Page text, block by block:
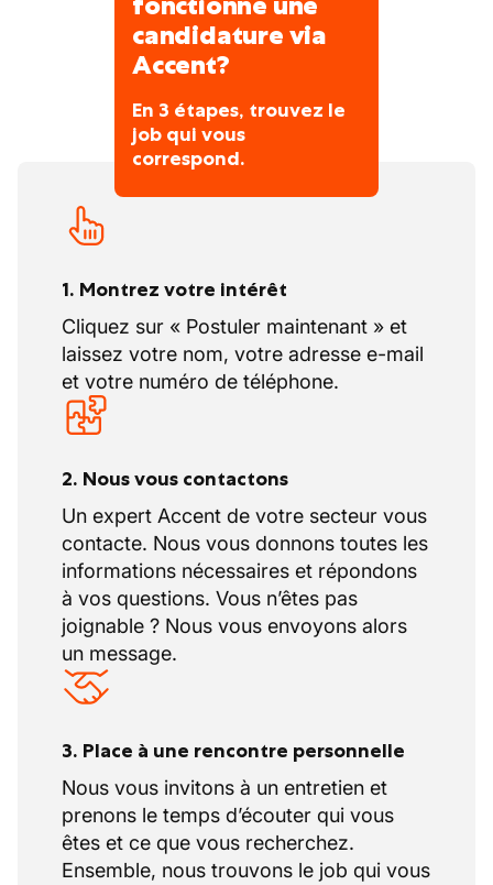
l’horaire de 40h/semaine
candidature via
Accent?
En 3 étapes, trouvez le
job qui vous
correspond.
1. Montrez votre intérêt
Cliquez sur « Postuler maintenant » et
laissez votre nom, votre adresse e-mail
et votre numéro de téléphone.
2. Nous vous contactons
Un expert Accent de votre secteur vous
contacte. Nous vous donnons toutes les
informations nécessaires et répondons
à vos questions. Vous n’êtes pas
joignable ? Nous vous envoyons alors
un message.
3. Place à une rencontre personnelle
Nous vous invitons à un entretien et
prenons le temps d’écouter qui vous
êtes et ce que vous recherchez.
Ensemble, nous trouvons le job qui vous